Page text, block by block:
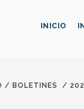
INICIO
/ BOLETINES /